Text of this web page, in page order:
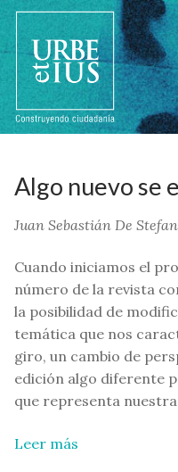
contenido
Algo nuevo se
Juan Sebastián De
Cuando iniciamos el
número de la revista
la posibilidad de
temática que nos
giro, un cambio de
edición algo diferente
que representa
Leer más